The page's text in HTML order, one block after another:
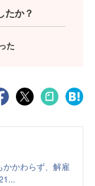
たか？
た
かわらず、解雇